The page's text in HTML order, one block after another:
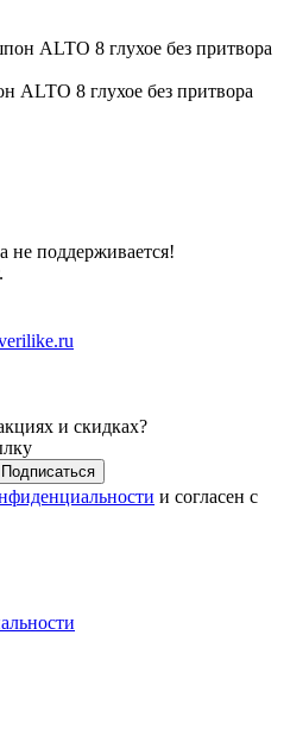
ALTO 8 глухое без притвора
не поддерживается!
и скидках?
Подписаться
и согласен с